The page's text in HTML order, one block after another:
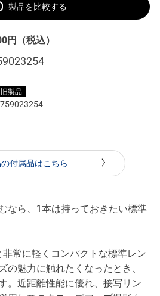
製品を比較する
円 （税込）
旧製品
付属品はこちら
なら、1本は持っておきたい標準
常に軽くコンパクトな標準レン
の魅力に触れたくなったとき、
。近距離性能に優れ、接写リン